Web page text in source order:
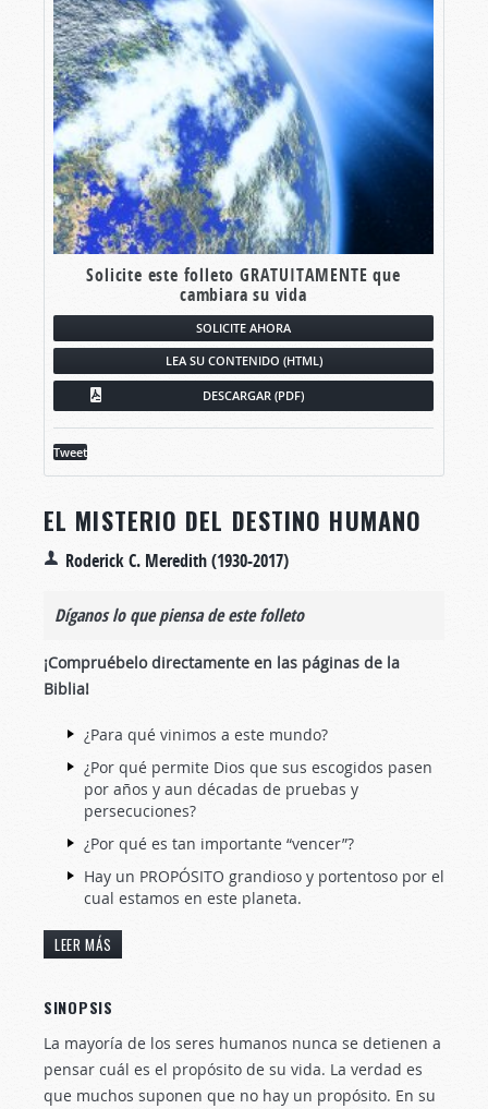
Solicite este folleto GRATUITAMENTE que
cambiara su vida
SOLICITE AHORA
LEA SU CONTENIDO (HTML)
DESCARGAR (PDF)
Tweet
EL MISTERIO DEL DESTINO HUMANO
Roderick C. Meredith (1930-2017)
Díganos lo que piensa de este folleto
¡Compruébelo directamente en las páginas de la
Biblia!
¿Para qué vinimos a este mundo?
¿Por qué permite Dios que sus escogidos pasen
por años y aun décadas de pruebas y
persecuciones?
¿Por qué es tan importante “vencer”?
Hay un PROPÓSITO grandioso y portentoso por el
cual estamos en este planeta.
LEER MÁS
SINOPSIS
La mayoría de los seres humanos nunca se detienen a
pensar cuál es el propósito de su vida. La verdad es
que muchos suponen que no hay un propósito. En su